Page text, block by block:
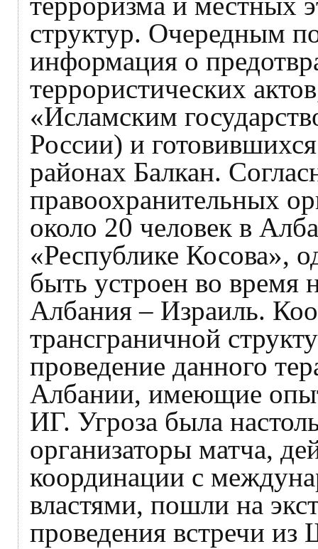
структур. Очередным
информация о
террористических
«Исламским
России) и
районах Балкан.
правоохранительных
около 20 человек в
«Республике Косова»,
быть устроен во время
Албания – Израиль.
трансграничной
проведение данного
Албании, имеющие
ИГ. Угроза была
организаторы матча,
координации с
властями, пошли на
проведения встречи из